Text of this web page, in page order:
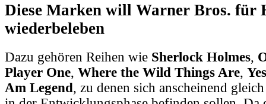
Diese Marken will Warner Bros. für
wiederbeleben
Dazu gehören Reihen wie Sherlock Holmes,
Player One, Where the Wild Things Are,
Am Legend, zu denen sich anscheinend